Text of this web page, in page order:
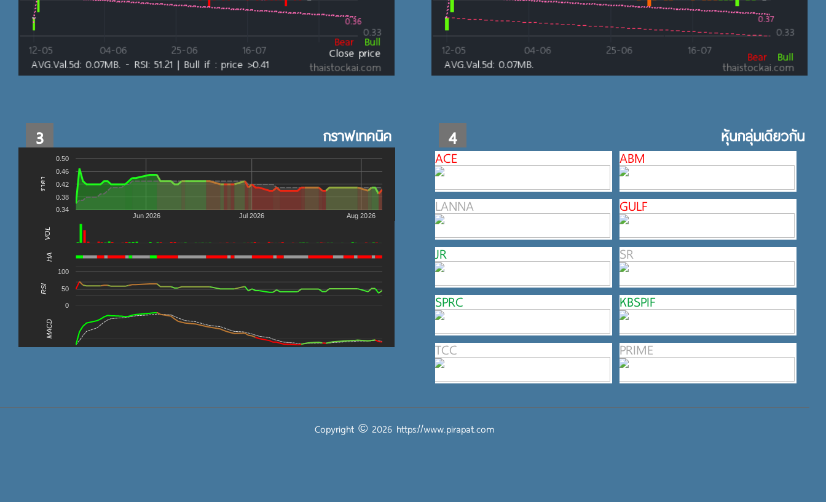
3 กราฟเทคนิค
Jun 2026 Jul 2026 Aug 2026
0.34
0.38
0.42
0.46
0.50
ราคา
VOL
HA
0
50
100
RSI
MACD
4 หุ้นกลุ่มเดียวกัน
ACE ABM
LANNA GULF
JR SR
SPRC KBSPIF
TCC PRIME
Copyright © 2026 https://www.pirapat.com